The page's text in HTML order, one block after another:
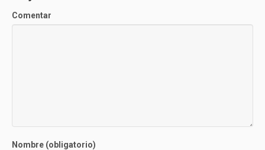
Comentar
Nombre (obligatorio)